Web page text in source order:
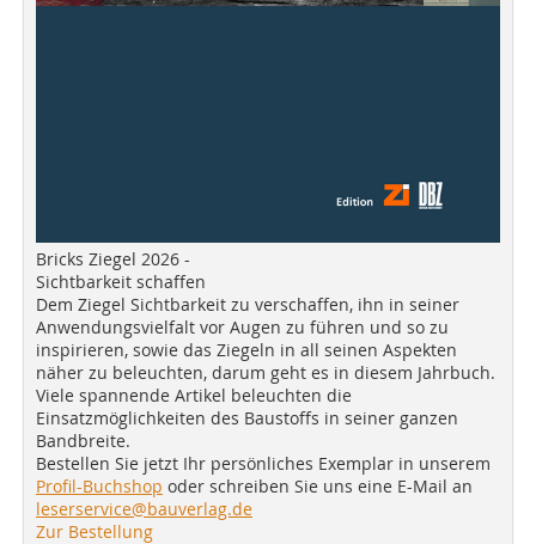
Bricks Ziegel 2026 -
Sichtbarkeit schaffen
Dem Ziegel Sichtbarkeit zu verschaffen, ihn in seiner
Anwendungsvielfalt vor Augen zu führen und so zu
inspirieren, sowie das Ziegeln in all seinen Aspekten
näher zu beleuchten, darum geht es in diesem Jahrbuch.
Viele spannende Artikel beleuchten die
Einsatzmöglichkeiten des Baustoffs in seiner ganzen
Bandbreite.
Bestellen Sie jetzt Ihr persönliches Exemplar in unserem
Profil-Buchshop oder schreiben Sie uns eine E-Mail an
leserservice@bauverlag.de
Zur Bestellung